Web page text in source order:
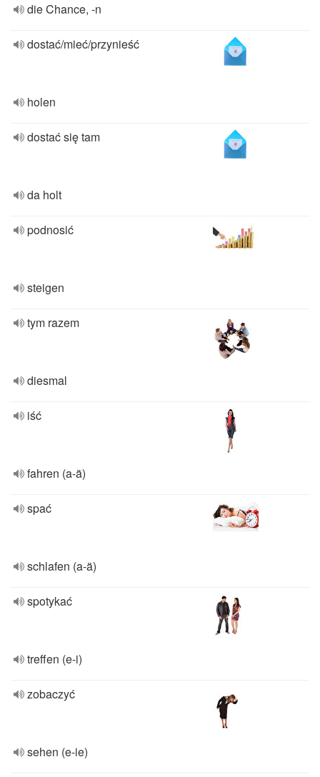
die Chance, -n
dostać/mieć/przynieść
holen
dostać się tam
da holt
podnosić
steigen
tym razem
diesmal
iść
fahren (a-ä)
spać
schlafen (a-ä)
spotykać
treffen (e-i)
zobaczyć
sehen (e-ie)